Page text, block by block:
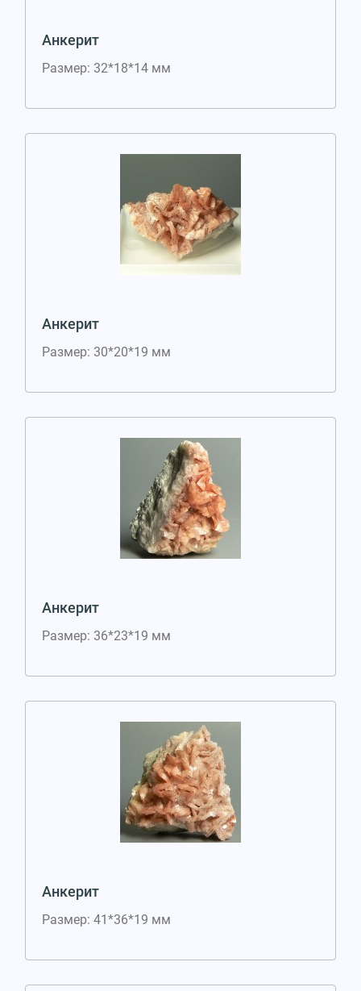
Анкерит
Размер: 32*18*14 мм
Анкерит
Размер: 30*20*19 мм
Анкерит
Размер: 36*23*19 мм
Анкерит
Размер: 41*36*19 мм